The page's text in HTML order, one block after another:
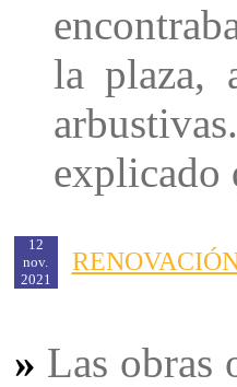
la plaza,
explicado
12
nov.
2021
» Las obras